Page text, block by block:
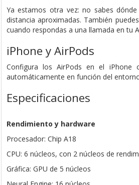
Ya estamos otra vez: no sabes
distancia aproximadas. También
cuando respondas a una llamada en tu
iPhone y AirPods
Configura los AirPods en el
automáticamente en función del
Especificaciones
Rendimiento y hardware
Procesador: Chip A18
CPU: 6 núcleos, con 2 núcleos de
Gráfica: GPU de 5 núcleos